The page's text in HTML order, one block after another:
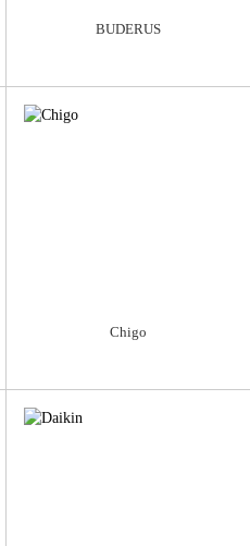
BUDERUS
Chigo